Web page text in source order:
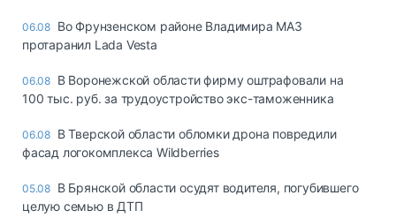
06.08 Во Фрунзенском районе Владимира МАЗ
протаранил Lada Vesta
06.08 В Воронежской области фирму оштрафовали на
100 тыс. руб. за трудоустройство экс-таможенника
06.08 В Тверской области обломки дрона повредили
фасад логокомплекса Wildberries
05.08 В Брянской области осудят водителя, погубившего
целую семью в ДТП